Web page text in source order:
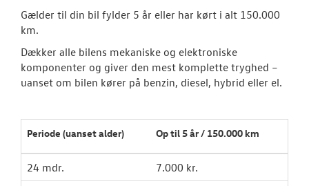
TILBEHØR
OM OS
Gælder til din bil fylder 5 år eller har kørt i alt 150.000
km.
Dækker alle bilens mekaniske og elektroniske
komponenter og giver den mest komplette tryghed –
uanset om bilen kører på benzin, diesel, hybrid eller el.
Periode (uanset alder) Op til 5 år / 150.000 km
24 mdr.
7.000 kr.